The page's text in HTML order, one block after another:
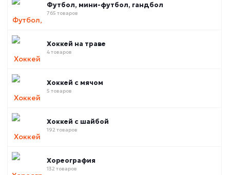
Футбол, мини-футбол, гандбол
765 товаров
Хоккей на траве
4 товаров
Хоккей с мячом
5 товаров
Хоккей с шайбой
192 товаров
Хореография
132 товаров